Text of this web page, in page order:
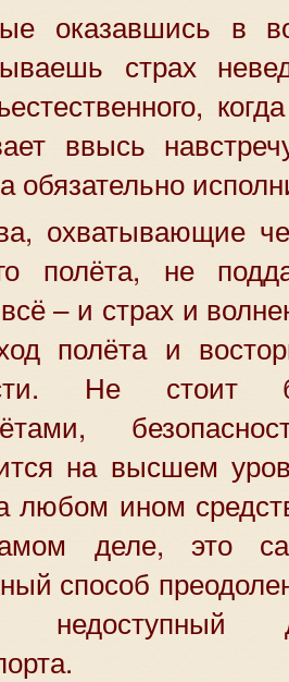
оказавшись в
страх
ввысь
обязательно
охватывающие
полёта, не
– и страх и
полёта и
Не стоит
на высшем
любом ином
деле, это
способ
недоступный